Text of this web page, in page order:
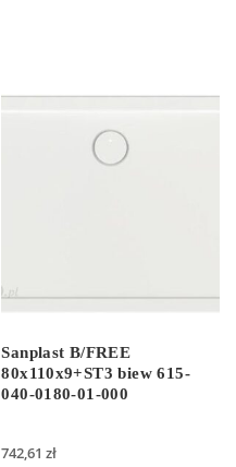
Sanplast B/FREE
80x110x9+ST3 biew 615-
040-0180-01-000
742,61zł